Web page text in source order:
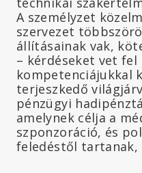
A személyzet
szervezet
állításainak vak,
– kérdéseket vet
kompetenciájukkal
terjeszkedő
pénzügyi
amelynek célja a
szponzoráció, és
feledéstől tartanak,